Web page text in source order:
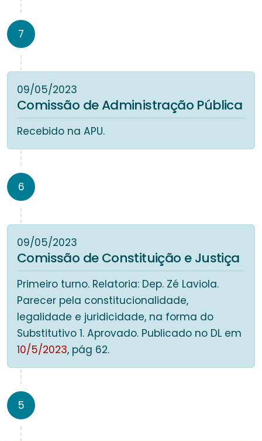
7
09/05/2023
Comissão de Administração Pública
Recebido na APU.
6
09/05/2023
Comissão de Constituição e Justiça
Primeiro turno. Relatoria: Dep. Zé Laviola.
Parecer pela constitucionalidade,
legalidade e juridicidade, na forma do
Substitutivo 1. Aprovado. Publicado no DL em
10/5/2023, pág 62.
5